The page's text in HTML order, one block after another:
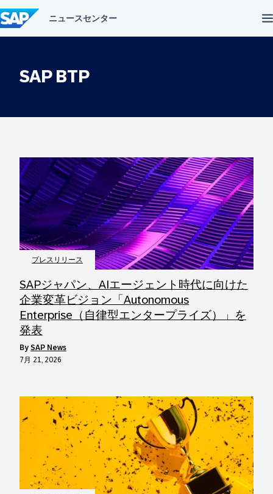
ン
テ
ン
SAP BTP
プレスリリース
SAPジャパン、AIエージェント時代に向けた
企業変革ビジョン「Autonomous
Enterprise（自律型エンタープライズ）」を
発表
by SAP News
7月 21, 2026